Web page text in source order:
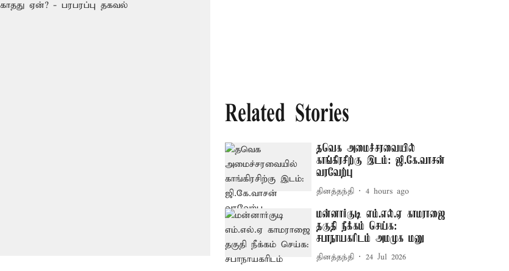
Related Stories
தவெக அமைச்சரவையில்
காங்கிரசிற்கு இடம்: ஜி.கே.வாசன்
வரவேற்பு
தினத்தந்தி 4 hours ago
மன்னார்குடி எம்.எல்.ஏ காமராஜை
தகுதி நீக்கம் செய்க:
சபாநாயகரிடம் அமமுக மனு
தினத்தந்தி 24 Jul 2026